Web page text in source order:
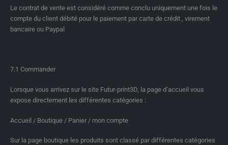
Le contrat de vente est considéré comme conclu uniquement une fois le
compte du client débité pour le paiement par carte de crédit , virement
bancaire ou Paypal
7.1 Commander
Lorsque vous arrivez sur le site Futur-print3D, la page d’accueil vous
expose directement les différentes catégories :
Accueil / Boutique / Panier / mon compte
Sur la page boutique les produits sont classé par différentes catégories